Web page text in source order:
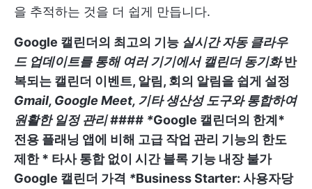
을 추적하는 것을 더 쉽게 만듭니다.
Google 캘린더의 최고의 기능 실시간 자동 클라우
드 업데이트를 통해 여러 기기에서 캘린더 동기화반
복되는 캘린더 이벤트, 알림, 회의 알림을 쉽게 설정
Gmail, Google Meet, 기타 생산성 도구와 통합하여
원활한 일정 관리 #### *Google 캘린더의 한계*
전용 플래닝 앱에 비해 고급 작업 관리 기능의 한도
제한 * 타사 통합 없이 시간 블록 기능 내장 불가
Google 캘린더 가격 *Business Starter: 사용자당